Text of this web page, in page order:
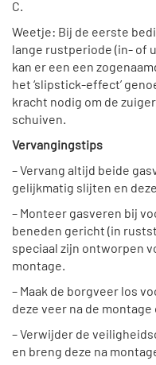
C.
Weetje: Bij de eerste
lange rustperiode (in- of
kan er een een
het ‘slipstick-effect’
kracht nodig om de
schuiven.
Vervangingstips
– Vervang altijd beide
gelijkmatig slijten en
– Monteer gasveren bij
beneden gericht (in
speciaal zijn ontworpen
montage.
– Maak de borgveer los
deze veer na de
– Verwijder de
en breng deze na